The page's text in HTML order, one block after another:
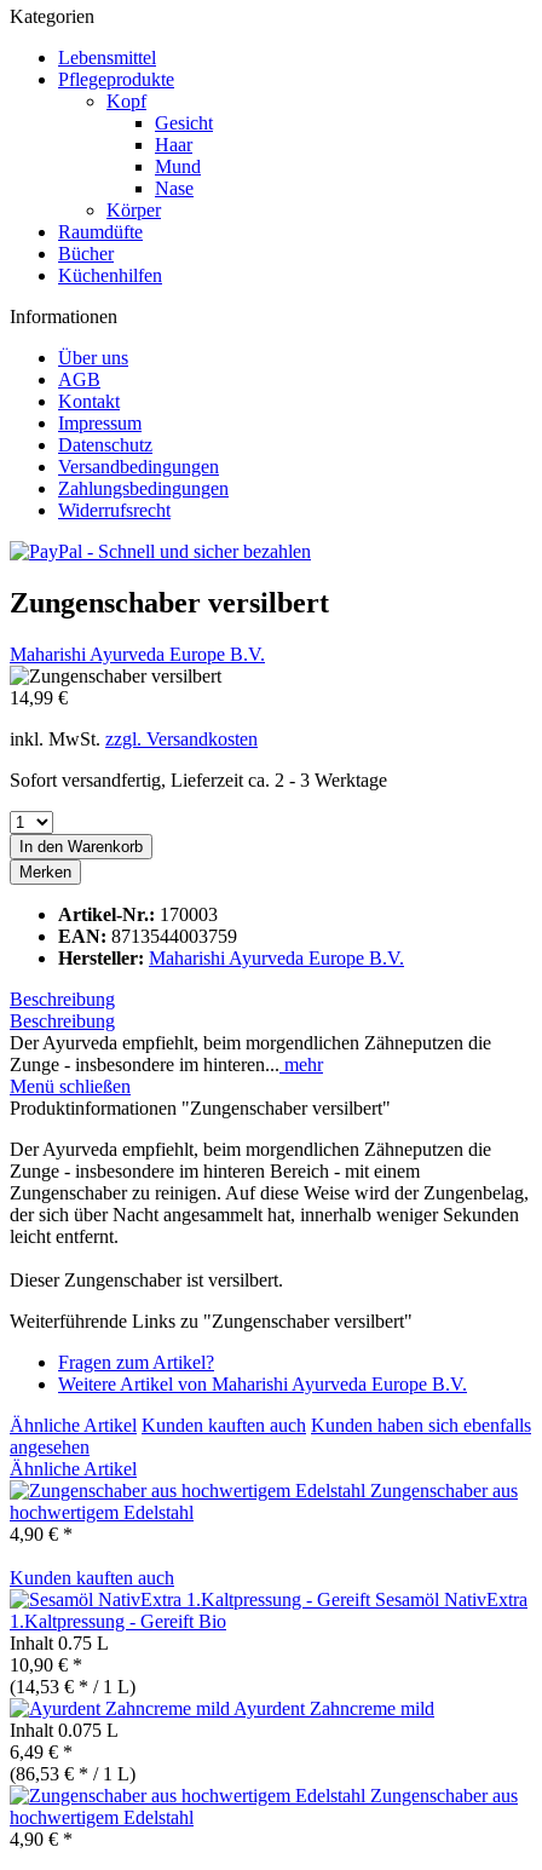
Kategorien
Lebensmittel
Pflegeprodukte
Kopf
Gesicht
Haar
Mund
Nase
Körper
Raumdüfte
Bücher
Küchenhilfen
Informationen
Über uns
AGB
Kontakt
Impressum
Datenschutz
Versandbedingungen
Zahlungsbedingungen
Widerrufsrecht
Zungenschaber versilbert
Maharishi Ayurveda Europe B.V.
14,99 €
inkl. MwSt. zzgl. Versandkosten
Sofort versandfertig, Lieferzeit ca. 2 - 3 Werktage
In den Warenkorb
Merken
Artikel-Nr.: 170003
EAN: 8713544003759
Hersteller: Maharishi Ayurveda Europe B.V.
Beschreibung
Beschreibung
Der Ayurveda empfiehlt, beim morgendlichen Zähneputzen die
Zunge - insbesondere im hinteren... mehr
Menü schließen
Produktinformationen "Zungenschaber versilbert"
Der Ayurveda empfiehlt, beim morgendlichen Zähneputzen die
Zunge - insbesondere im hinteren Bereich - mit einem
Zungenschaber zu reinigen. Auf diese Weise wird der Zungenbelag,
der sich über Nacht angesammelt hat, innerhalb weniger Sekunden
leicht entfernt.
Dieser Zungenschaber ist versilbert.
Weiterführende Links zu "Zungenschaber versilbert"
Fragen zum Artikel?
Weitere Artikel von Maharishi Ayurveda Europe B.V.
Ähnliche Artikel Kunden kauften auch Kunden haben sich ebenfalls
angesehen
Ähnliche Artikel
Zungenschaber aus
hochwertigem Edelstahl
4,90 € *
Kunden kauften auch
Sesamöl NativExtra
1.Kaltpressung - Gereift Bio
Inhalt 0.75 L
10,90 € *
(14,53 € * / 1 L)
Ayurdent Zahncreme mild
Inhalt 0.075 L
6,49 € *
(86,53 € * / 1 L)
Zungenschaber aus
hochwertigem Edelstahl
4,90 € *